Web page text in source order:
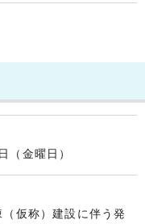
（金曜日）
仮称）建設に伴う発